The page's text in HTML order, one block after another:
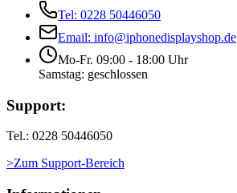
Tel: 0228 50446050
Email: info@iphonedisplayshop.de
Mo-Fr. 09:00 - 18:00 Uhr
Samstag: geschlossen
Support:
Tel.: 0228 50446050
>Zum Support-Bereich